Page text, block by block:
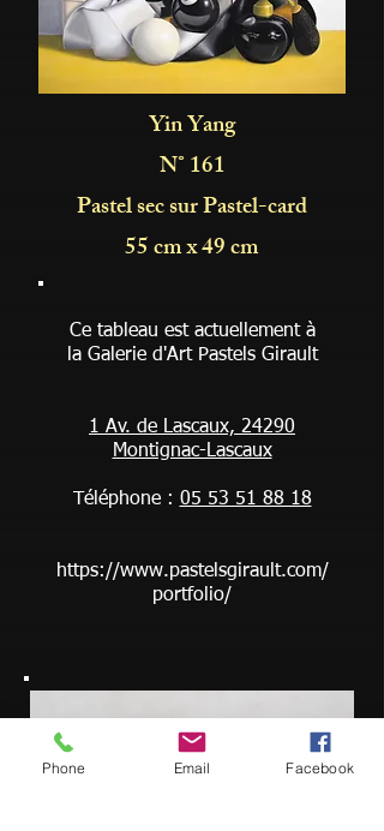
Yin Yang
N° 161
Pastel sec sur Pastel-card
55 cm x 49 cm
Ce tableau est actuellement à
la Galerie d'Art Pastels Girault
1 Av. de Lascaux, 24290
Montignac-Lascaux
Téléphone : 05 53 51 88 18
https://www.pastelsgirault.com/
portfolio/
Phone Email Facebook